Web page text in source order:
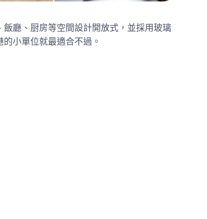
廳、厨房等空間設計開放式，並採用玻璃
小單位就最適合不過。